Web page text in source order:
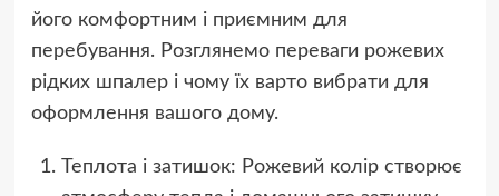
його комфортним і приємним для
перебування. Розглянемо переваги рожевих
рідких шпалер і чому їх варто вибрати для
оформлення вашого дому.
Теплота і затишок: Рожевий колір створює